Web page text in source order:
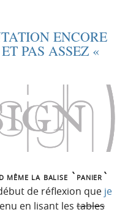
ENCORE
PAS ASSEZ «
même la balise `panier`
de réflexion que je
en lisant les tables